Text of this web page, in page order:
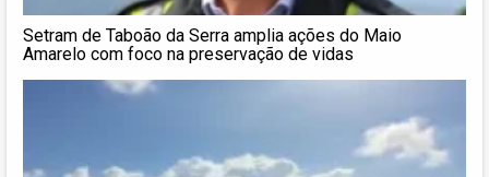
Setram de Taboão da Serra amplia ações do Maio
Amarelo com foco na preservação de vidas